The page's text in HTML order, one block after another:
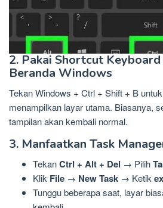
2. Pakai Shortcut
Beranda Windows
Tekan Windows + Ctrl + Shift + B
menampilkan layar utama. Biasanya,
tampilan akan kembali normal.
3. Manfaatkan Task
TekanCtrl + Alt + Del → Pilih
Klik File → New Task → Ketik
Tunggu beberapa saat, layar